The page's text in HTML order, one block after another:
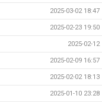
2025-03-02 18:47
2025-02-23 19:50
2025-02-12
2025-02-09 16:57
2025-02-02 18:13
2025-01-10 23:28